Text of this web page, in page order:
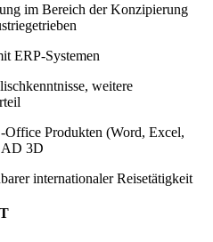
im Bereich der Konzipierung
ERP-Systemen
weitere
Office Produkten (Word, Excel,
3D
internationaler Reisetätigkeit